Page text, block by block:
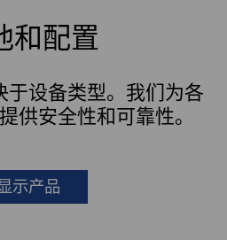
和配置
于设备类型。我们为各
供安全性和可靠性。
示产品